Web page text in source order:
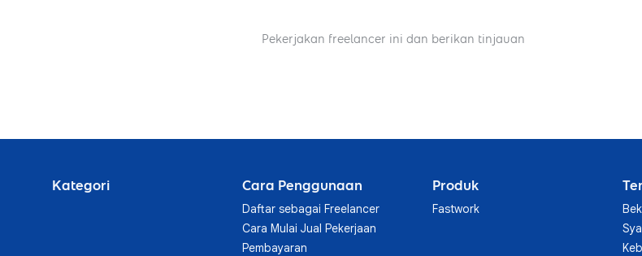
Pekerjakan freelancer ini dan berikan tinjauan
Kategori Cara Penggunaan
Daftar sebagai Freelancer
Cara Mulai Jual Pekerjaan
Pembayaran
Produk
Fastwork